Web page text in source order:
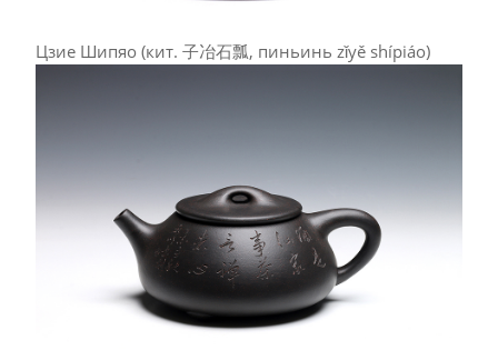
Цзие Шипяо (кит. 子冶石瓢, пиньинь zǐyě shípiáo)